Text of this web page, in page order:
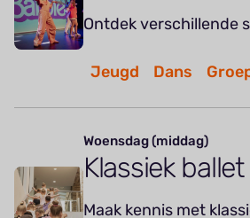
Ontdek verschillende
Jeugd Dans
Woensdag (middag)
Klassiek
Maak kennis met